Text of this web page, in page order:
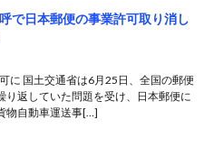
で日本郵便の事業許可取り消し
に 国土交通省は6月25日、全国の郵便
り返していた問題を受け、日本郵便に
物自動車運送事[…]